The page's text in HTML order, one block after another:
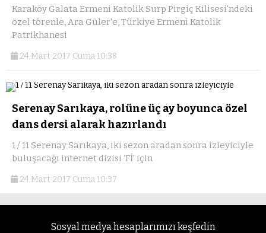
Karaköy Galata Ermeni Katolik Surp Pirgiç Kilisesi'ndeki
özel törenle, Ara Güler'e, Türkiye Ermeni Katolik
Patrikhanesi
24 Mart 2017 Cuma 10:38
Serenay Sarıkaya, rolüne üç ay boyunca özel
dans dersi alarak hazırlandı
1 / 11 Serenay Sarıkaya, iki sezon aradan sonra izleyiciyle
buluşacağı internet dizisi ‘Fİ’ için
24 Mart 2017 Cuma 10:37
Sosyal medya hesaplarımızı keşfedin